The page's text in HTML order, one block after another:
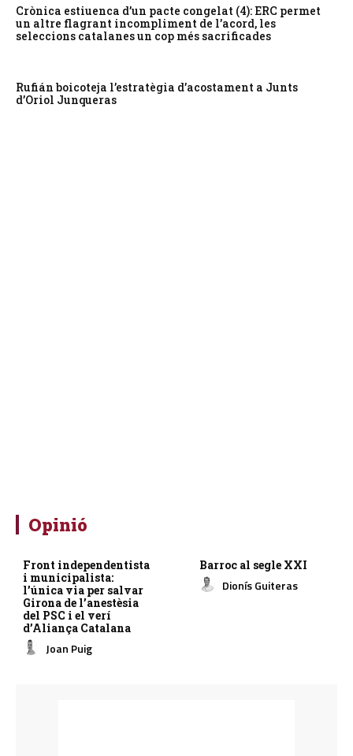
Crònica estiuenca d’un pacte congelat (4): ERC permet
un altre flagrant incompliment de l’acord, les
seleccions catalanes un cop més sacrificades
Rufián boicoteja l’estratègia d’acostament a Junts
d’Oriol Junqueras
Opinió
Front independentista
i municipalista:
l’única via per salvar
Girona de l’anestèsia
del PSC i el verí
d’Aliança Catalana
Joan Puig
Barroc al segle XXI
Dionís Guiteras